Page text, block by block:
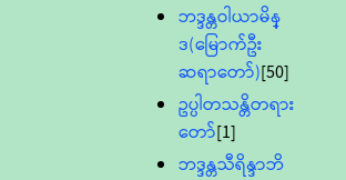
ဘဒ္ဒန္တဝါယာမိန္
ဒ(မြောက်ဦး
ဆရာတော်)[50]
ဥပ္ပါတသန္တိတရား
တော်[1]
ဘဒ္ဒန္တသီရိန္ဒာဘိ